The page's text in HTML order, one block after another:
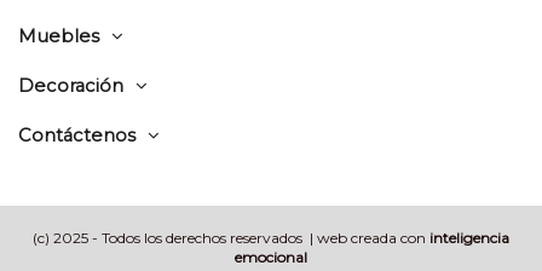
Muebles
Decoración
Contáctenos
(c) 2025 - Todos los derechos reservados | web creada con inteligencia
emocional